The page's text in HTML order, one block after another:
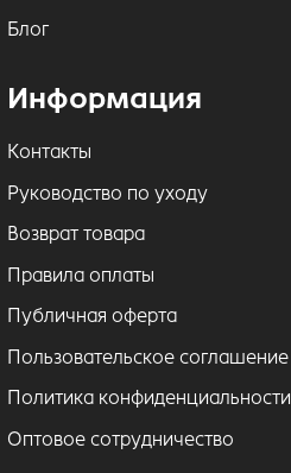
Блог
Информация
Контакты
Руководство по уходу
Возврат товара
Правила оплаты
Публичная оферта
Пользовательское соглашение
Политика конфиденциальности
Оптовое сотрудничество